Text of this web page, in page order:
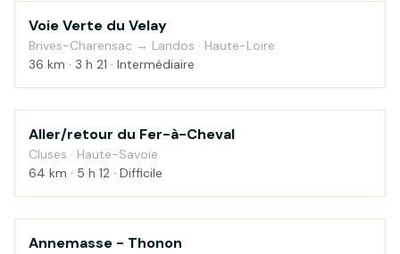
Montagne
Voie Verte du Velay
Brives-Charensac → Landos · Haute-Loire
36 km · 3 h 21 · Intermédiaire
Montagne
Aller/retour du Fer-à-Cheval
Cluses · Haute-Savoie
64 km · 5 h 12 · Difficile
Campagne
Annemasse - Thonon